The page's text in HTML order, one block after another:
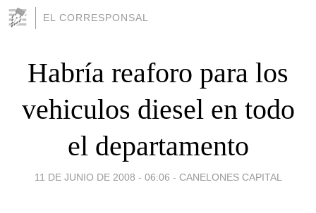
EL CORRESPONSAL
Habría reaforo para los
vehiculos diesel en todo
el departamento
11 DE JUNIO DE 2008 - 06:06 - CANELONES CAPITAL